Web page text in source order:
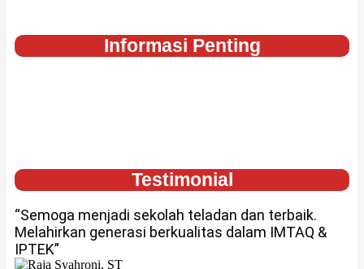
Informasi Penting
Testimonial
“Semoga menjadi sekolah teladan dan terbaik.
Melahirkan generasi berkualitas dalam IMTAQ &
IPTEK”